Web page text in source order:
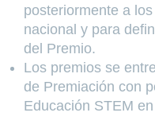
posteriormente a
nacional y para
del Premio.
Los premios se
de Premiación con
Educación STEM